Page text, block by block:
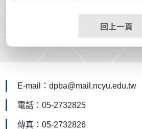
回上一頁
E-mail：dpba@mail.ncyu.edu.tw
電話：05-2732825
傳真：05-2732826